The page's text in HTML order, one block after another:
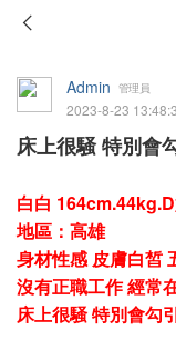
Admin 管理員
2023-8-23
床上很騒 特別會
白白
地區：高雄
身材性感 皮膚白皙
沒有正職工作 經常
床上很騒 特別會勾